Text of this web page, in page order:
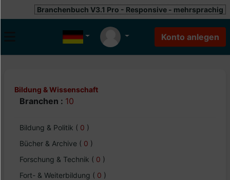
Branchenbuch V3.1 Pro - Responsive - mehrsprachig
Bildung & Wissenschaft
Branchen : 10
Bildung & Politik ( 0 )
Bücher & Archive ( 0 )
Forschung & Technik ( 0 )
Fort- & Weiterbildung ( 0 )